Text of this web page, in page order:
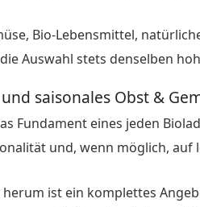
Bio-Lebensmittel,
Auswahl stets denselben
saisonales Obst &
Fundament eines jeden
und, wenn möglich,
herum ist ein komplettes